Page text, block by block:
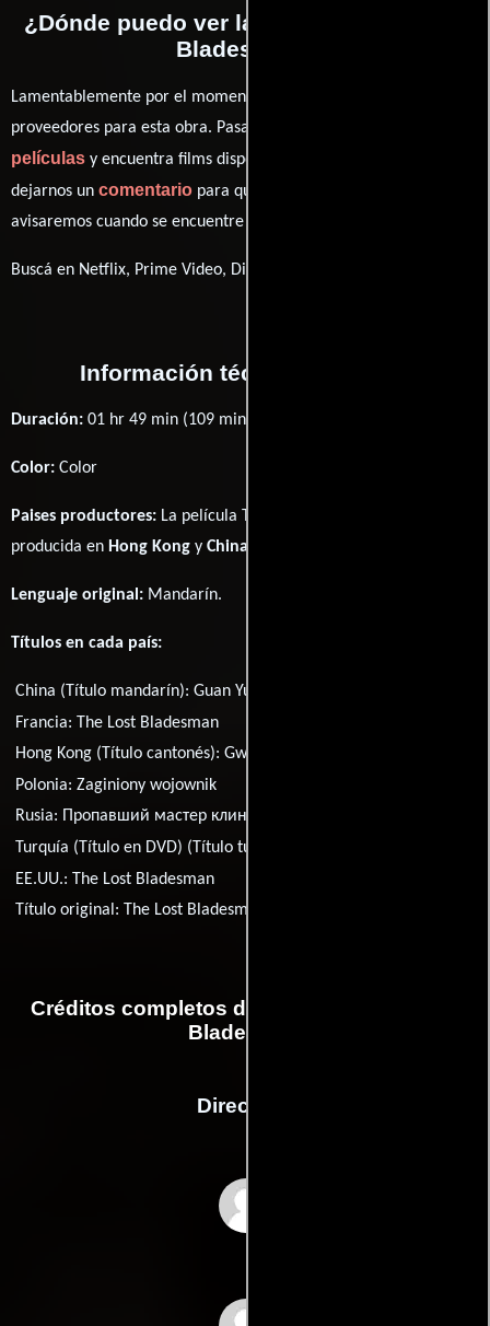
¿Dónde puedo ver la películas The Lost
Bladesman?
Lamentablemente por el momento no contamos con enlaces a
proveedores para esta obra. Pasa por nuestro catálogo de
películas y encuentra films disponibles. También puedes
dejarnos un comentario para que le demos prioridad y te
avisaremos cuando se encuentre disponible
Buscá en Netflix, Prime Video, Disney+
Información técnica y general
Duración: 01 hr 49 min (109 minutos) .
Color: Color
Paises productores: La película The Lost Bladesman fué
producida en Hong Kong y China
Lenguaje original: Mandarín.
Títulos en cada país:
China (Título mandarín):Guan Yun Chang
Francia: The Lost Bladesman
Hong Kong (Título cantonés):Gwaan Wan Cheung
Polonia:Zaginiony wojownik
Rusia: Пропавший мастер клинка
Turquía (Título en DVD) (Título turco):
EE.UU.:The Lost Bladesman
Título original: The Lost Bladesman
Créditos completos de la película The Lost
Bladesman
Dirección